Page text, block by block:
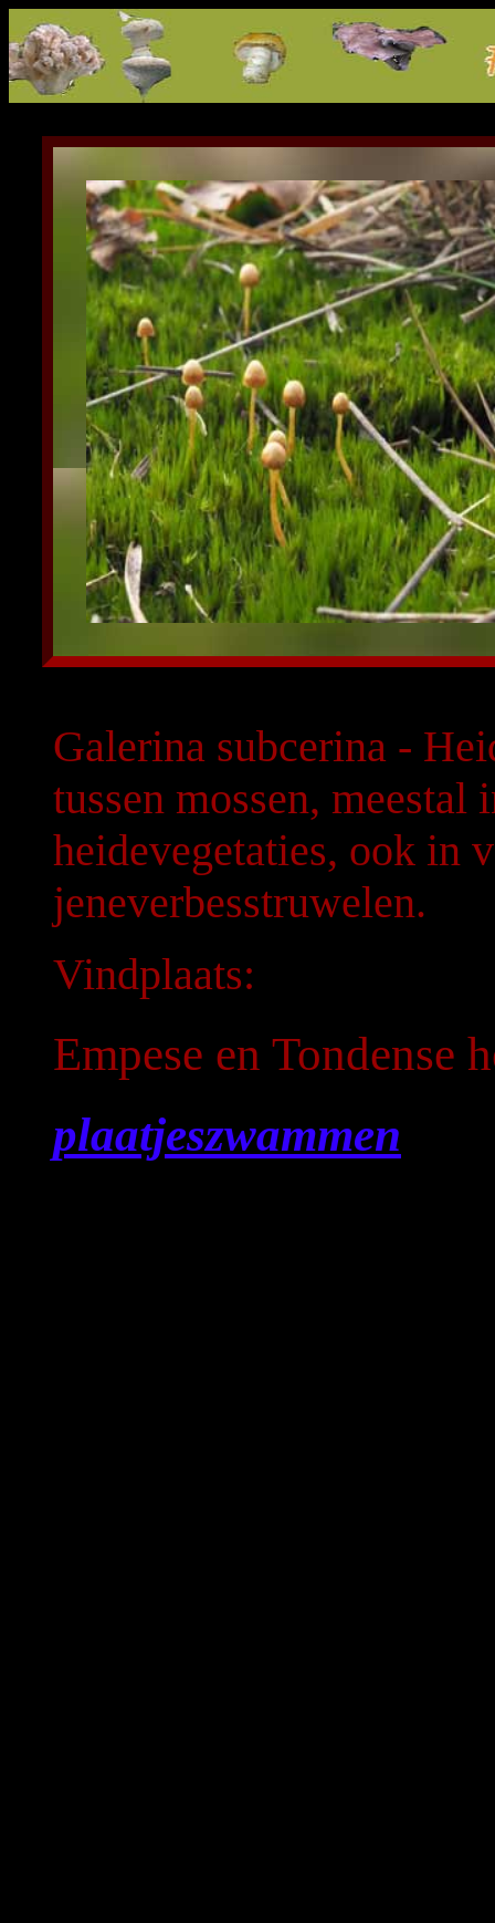
Galerina subcerina -
tussen mossen, meestal
heidevegetaties, ook in
jeneverbesstruwelen.
Vindplaats:
Empese en Tondense
plaatjeszwammen